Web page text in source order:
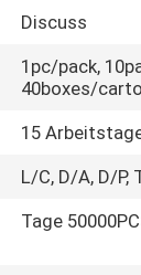
Discuss
1pc/pack,
40boxes/
15
L/C, D/A, D/P,
Tage